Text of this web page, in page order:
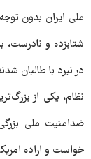
ملی ایران بدون
شتابزده و نادرست،
در نبرد با طالبان
نظام، یکی از
ضدامنیت ملی
خواست و اراده